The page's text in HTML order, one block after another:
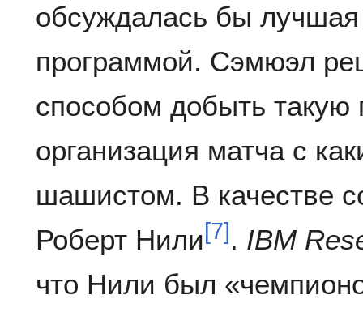
обсуждалась бы
программой. Сэмюэл
способом добыть такую
организация матча с
шашистом. В качестве
Роберт Нили[7] . IBM
что Нили был